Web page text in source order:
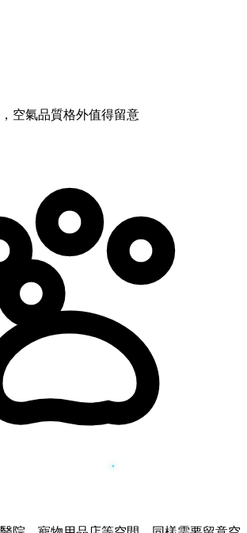
空氣品質格外值得留意